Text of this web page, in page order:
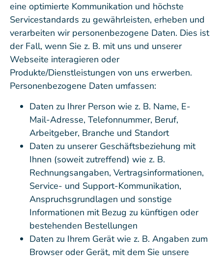
eine optimierte Kommunikation und höchste
Servicestandards zu gewährleisten, erheben und
verarbeiten wir personenbezogene Daten. Dies ist
der Fall, wenn Sie z. B. mit uns und unserer
Webseite interagieren oder
Produkte/Dienstleistungen von uns erwerben.
Personenbezogene Daten umfassen:
Daten zu Ihrer Person wie z. B. Name, E-
Mail-Adresse, Telefonnummer, Beruf,
Arbeitgeber, Branche und Standort
Daten zu unserer Geschäftsbeziehung mit
Ihnen (soweit zutreffend) wie z. B.
Rechnungsangaben, Vertragsinformationen,
Service- und Support-Kommunikation,
Anspruchsgrundlagen und sonstige
Informationen mit Bezug zu künftigen oder
bestehenden Bestellungen
Daten zu Ihrem Gerät wie z. B. Angaben zum
Browser oder Gerät, mit dem Sie unsere